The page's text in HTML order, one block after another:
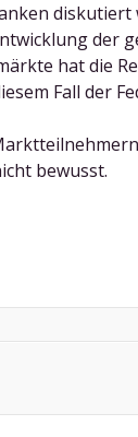
diskutiert
der
hat die
Fall der
bewusst.